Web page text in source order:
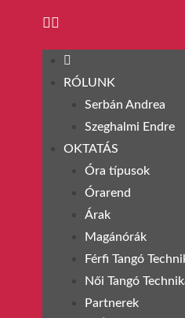
RÓLUNK
Serbán Andrea
Szeghalmi Endre
OKTATÁS
Óra típusok
Órarend
Árak
Magánórák
Férfi Tangó
Női Tangó
Partnerek